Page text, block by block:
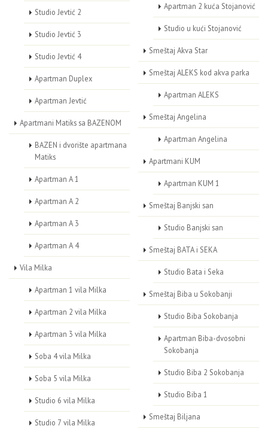
Studio Jevtić 2
Studio Jevtić 3
Studio Jevtić 4
Apartman Duplex
Apartman Jevtić
Apartmani Matiks sa BAZENOM
BAZEN i dvorište apartmana
Matiks
Apartman A 1
Apartman A 2
Apartman A 3
Apartman A 4
Vila Milka
Apartman 1 vila Milka
Apartman 2 vila Milka
Apartman 3 vila Milka
Soba 4 vila Milka
Soba 5 vila Milka
Studio 6 vila Milka
Studio 7 vila Milka
Apartman 2 kuća Stojanović
Studio u kući Stojanović
Smeštaj Akva Star
Smeštaj ALEKS kod akva parka
Apartman ALEKS
Smeštaj Angelina
Apartman Angelina
Apartmani KUM
Apartman KUM 1
Smeštaj Banjski san
Studio Banjski san
Smeštaj BATA i SEKA
Studio Bata i Seka
Smeštaj Biba u Sokobanji
Studio Biba Sokobanja
Apartman Biba-dvosobni
Sokobanja
Studio Biba 2 Sokobanja
Studio Biba 1
Smeštaj Biljana